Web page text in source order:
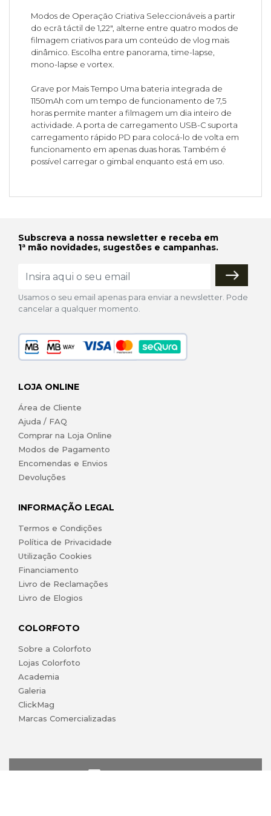
Modos de Operação Criativa Seleccionáveis a partir
do ecrã táctil de 1,22", alterne entre quatro modos de
filmagem criativos para um conteúdo de vlog mais
dinâmico. Escolha entre panorama, time-lapse,
mono-lapse e vortex.
Grave por Mais Tempo Uma bateria integrada de
1150mAh com um tempo de funcionamento de 7,5
horas permite manter a filmagem um dia inteiro de
actividade. A porta de carregamento USB-C suporta
carregamento rápido PD para colocá-lo de volta em
funcionamento em apenas duas horas. Também é
possível carregar o gimbal enquanto está em uso.
Subscreva a nossa newsletter e receba em
1ª mão novidades, sugestões e campanhas.
Usamos o seu email apenas para enviar a newsletter. Pode
cancelar a qualquer momento.
LOJA ONLINE
Área de Cliente
Ajuda / FAQ
Comprar na Loja Online
Modos de Pagamento
Encomendas e Envios
Devoluções
INFORMAÇÃO LEGAL
Termos e Condições
Política de Privacidade
Utilização Cookies
Financiamento
Livro de Reclamações
Livro de Elogios
COLORFOTO
Sobre a Colorfoto
Lojas Colorfoto
Academia
Galeria
ClickMag
Marcas Comercializadas
lojaonline@colorfoto.pt